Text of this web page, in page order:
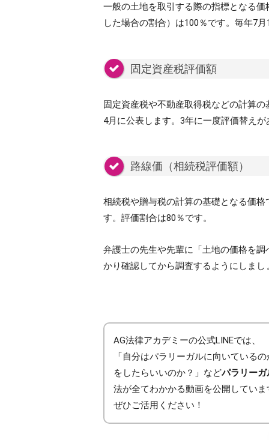
一般の土地を取引する際の指標となる
した場合の割合）は100％です。毎年7
固定資産税評価額
固定資産税や不動産取得税などの計算
4月に公表します。3年に一度評価替え
路線価（相続税評価額）
相続税や贈与税の計算の基礎となる価
す。評価割合は80％です。
弁護士の先生や先輩に「土地の価格を
かり確認してから調査するようにしまし
AG法律アカデミーの公式LINEでは、
「自分はパラリーガルに向いている
をしたらいいのか？」などパラリー
法が全てわかかる動画を公開していま
ぜひご活用ください！